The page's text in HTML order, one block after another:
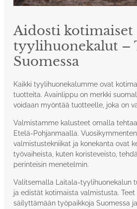
Aidosti kotimaiset
tyylihuonekalut –
Suomessa
Kaikki tyylihuonekalumme ovat
tuotteita. Avainlippu on merkki
voidaan myöntää tuotteelle, joka on
Valmistamme kalusteet omalla
Etelä-Pohjanmaalla.
valmistustekniikat ja konekanta ovat
työvaiheista, kuten koristeveisto,
perinteisin menetelmin.
Valitsemalla Laitala-tyylihuonekalun
ja edistät kotimaista valmistusta. Teet
säilyttämään työpaikkoja Suomessa